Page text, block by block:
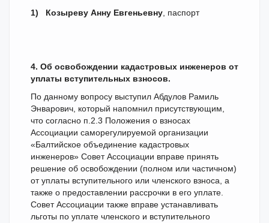
1) Козыреву Анну Евгеньевну , паспорт
4. Об освобождении кадастровых инженеров от
уплаты вступительных взносов.
По данному вопросу выступил Абдулов Рамиль
Энварович, который напомнил присутствующим,
что согласно п.2.3 Положения о взносах
Ассоциации саморегулируемой организации
«Балтийское объединение кадастровых
инженеров» Совет Ассоциации вправе принять
решение об освобождении (полном или частичном)
от уплаты вступительного или членского взноса, а
также о предоставлении рассрочки в его уплате.
Совет Ассоциации также вправе устанавливать
льготы по уплате членского и вступительного